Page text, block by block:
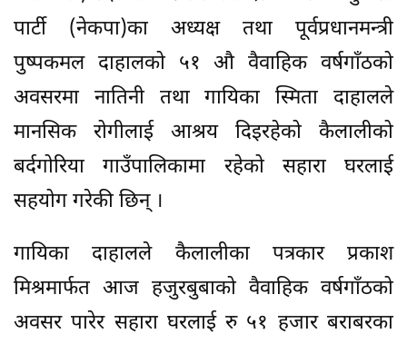
पार्टी (नेकपा)का अध्यक्ष तथा पूर्वप्रधानमन्त्री
पुष्पकमल दाहालको ५१ औ वैवाहिक वर्षगाँठको
अवसरमा नातिनी तथा गायिका स्मिता दाहालले
मानसिक रोगीलाई आश्रय दिइरहेको कैलालीको
बर्दगोरिया गाउँपालिकामा रहेको सहारा घरलाई
सहयोग गरेकी छिन् ।
गायिका दाहालले कैलालीका पत्रकार प्रकाश
मिश्रमार्फत आज हजुरबुबाको वैवाहिक वर्षगाँठको
अवसर पारेर सहारा घरलाई रु ५१ हजार बराबरका